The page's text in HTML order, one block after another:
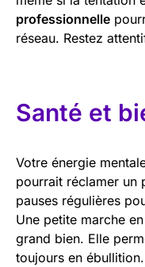
professionnelle
réseau. Restez
Santé et
Votre énergie
pourrait réclamer un
pauses régulières
Une petite marche
grand bien. Elle
toujours en